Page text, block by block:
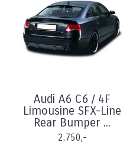
Audi A6 C6 / 4F
Limousine SFX-Line
Rear Bumper ...
2.750,-